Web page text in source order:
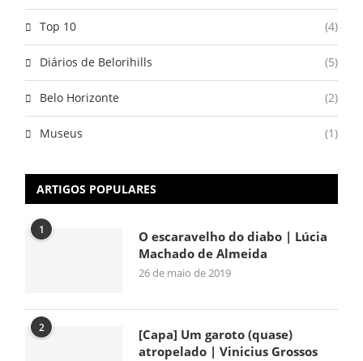
Top 10 (4)
Diários de Belorihills (5)
Belo Horizonte (2)
Museus (1)
ARTIGOS POPULARES
1
O escaravelho do diabo | Lúcia
Machado de Almeida
26 de maio de 2019
2
[Capa] Um garoto (quase)
atropelado | Vinicius Grossos